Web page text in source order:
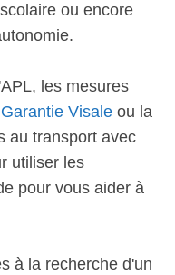
ou encore
les mesures
Garantie Visale ou la
au transport avec
utiliser les
pour vous aider à
à la recherche d'un